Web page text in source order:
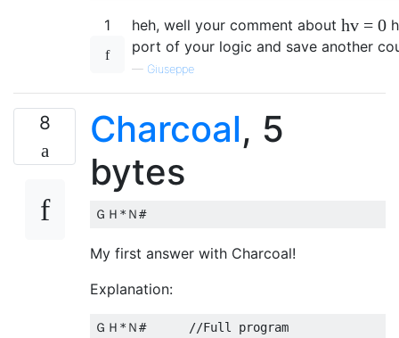
1 heh, well your comment about hv = 0 h
port of your logic and save another
— Giuseppe
8 Charcoal, 5
bytes
My first answer with Charcoal!
Explanation:
ＧＨ*Ｎ#      //Full program